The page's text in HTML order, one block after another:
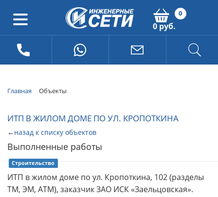
0
0 руб.
Главная Объекты
ИТП В ЖИЛОМ ДОМЕ ПО УЛ. КРОПОТКИНА
←назад к списку объектов
Выполненные работы
Строительство
ИТП в жилом доме по ул. Кропоткина, 102 (разделы
ТМ, ЭМ, АТМ), заказчик ЗАО ИСК «Заельцовская».